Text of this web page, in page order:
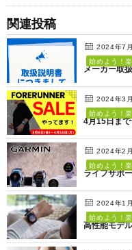
関連投稿
2024年7
始めよう！
メーカー取
2024年3
始めよう！
4月15日ま
2024年2
始めよう！
ライフサポ
2024年1
始めよう！
高性能モデ